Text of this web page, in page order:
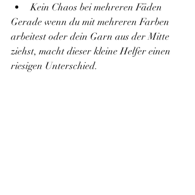
Kein Chaos bei mehreren Fäden
Gerade wenn du mit mehreren Farben
arbeitest oder dein Garn aus der Mitte
ziehst, macht dieser kleine Helfer einen
riesigen Unterschied.